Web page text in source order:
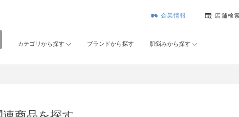
企業情報 店舗検
カテゴリから探す ブランドから探す 肌悩みから探す